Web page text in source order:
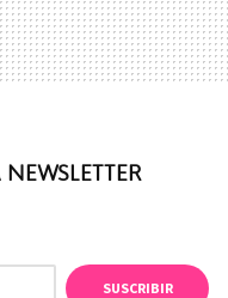
SUSCRIBIR